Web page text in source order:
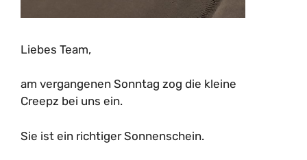
Liebes Team,
am vergangenen Sonntag zog die kleine
Creepz bei uns ein.
Sie ist ein richtiger Sonnenschein.